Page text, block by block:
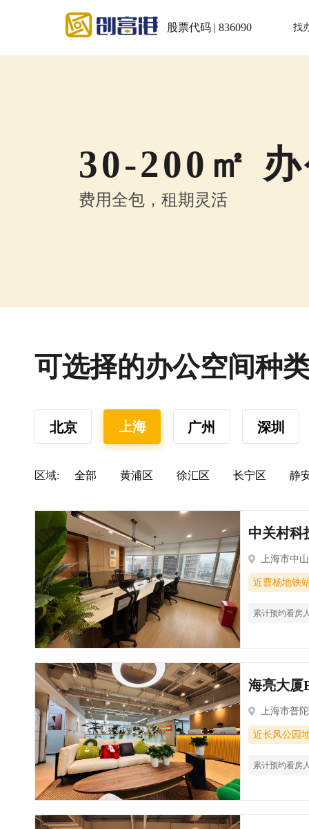
股票代码 | 836090 找
30-200㎡
费用全包，租期灵活
可选择的办公空间种
北京 上海 广州 深圳
区域: 全部 黄浦区 徐汇区 长宁区 静
中关村科
上海市中
近曹杨地铁
累计预约看房
海亮大厦
上海市普
近长风公园
累计预约看房